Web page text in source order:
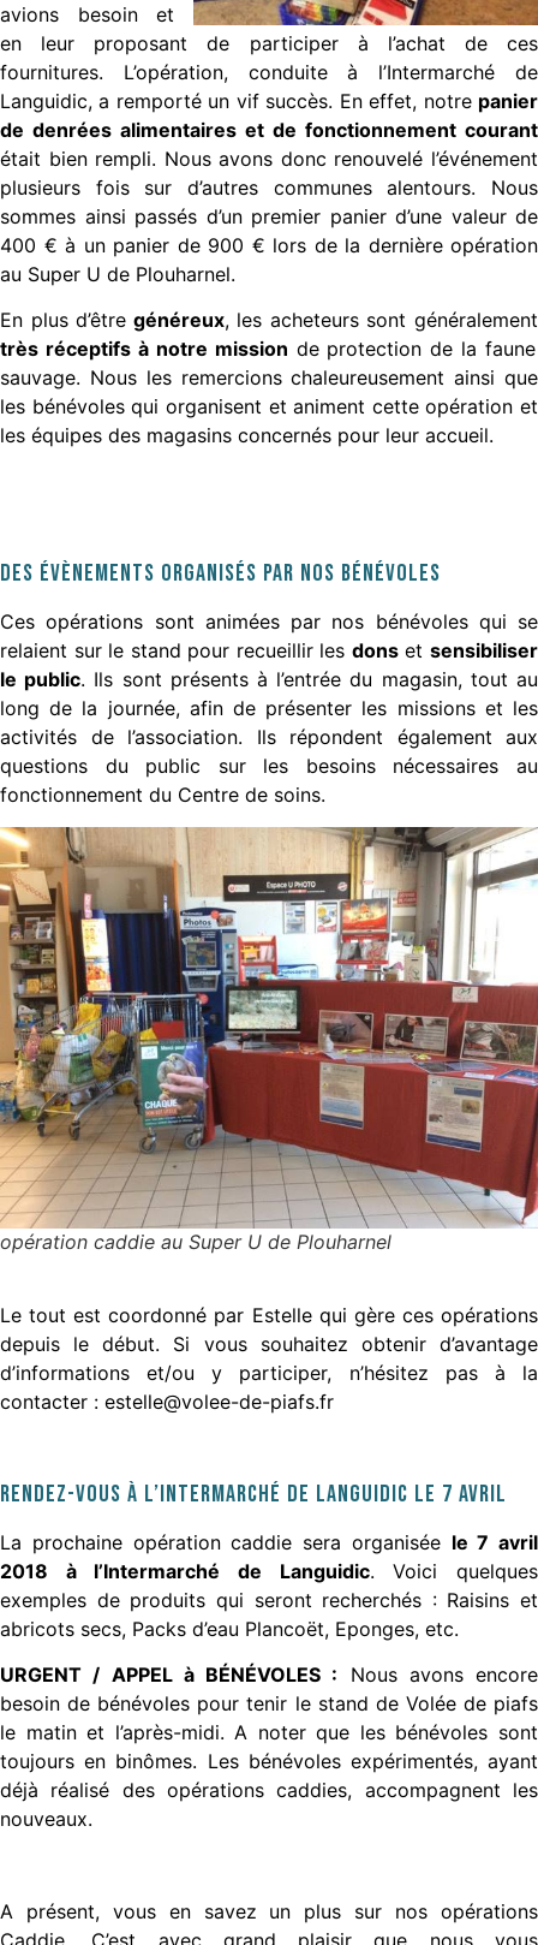
avions besoin et
en leur proposant de participer à l’achat de ces
fournitures. L’opération, conduite à l’Intermarché de
Languidic, a remporté un vif succès. En effet, notre panier
de denrées alimentaires et de fonctionnement courant
était bien rempli. Nous avons donc renouvelé l’événement
plusieurs fois sur d’autres communes alentours. Nous
sommes ainsi passés d’un premier panier d’une valeur de
400 € à un panier de 900 € lors de la dernière opération
au Super U de Plouharnel.
En plus d’être généreux, les acheteurs sont généralement
très réceptifs à notre mission de protection de la faune
sauvage. Nous les remercions chaleureusement ainsi que
les bénévoles qui organisent et animent cette opération et
les équipes des magasins concernés pour leur accueil.
Des évènements organisés par nos bénévoles
Ces opérations sont animées par nos bénévoles qui se
relaient sur le stand pour recueillir les donsetsensibiliser
le public. Ils sont présents à l’entrée du magasin, tout au
long de la journée, afin de présenter les missions et les
activités de l’association. Ils répondent également aux
questions du public sur les besoins nécessaires au
fonctionnement du Centre de soins.
opération caddie au Super U de Plouharnel
Le tout est coordonné par Estelle qui gère ces opérations
depuis le début. Si vous souhaitez obtenir d’avantage
d’informations et/ou y participer, n’hésitez pas à la
contacter : estelle@volee-de-piafs.fr
Rendez-vous à l’Intermarché de Languidic le 7 avril
La prochaine opération caddie sera organisée le 7 avril
2018 à l’Intermarché de Languidic. Voici quelques
exemples de produits qui seront recherchés : Raisins et
abricots secs, Packs d’eau Plancoët, Eponges, etc.
URGENT / APPEL à BÉNÉVOLES : Nous avons encore
besoin de bénévoles pour tenir le stand de Volée de piafs
le matin et l’après-midi. A noter que les bénévoles sont
toujours en binômes. Les bénévoles expérimentés, ayant
déjà réalisé des opérations caddies, accompagnent les
nouveaux.
A présent, vous en savez un plus sur nos opérations
Caddie. C’est avec grand plaisir que nous vous